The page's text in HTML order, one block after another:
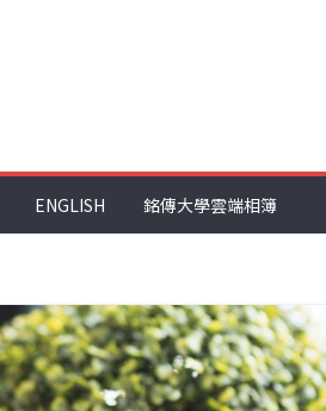
ENGLISH 銘傳大學雲端相簿